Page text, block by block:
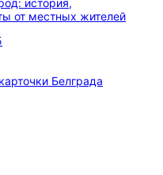
история,
от местных жителей